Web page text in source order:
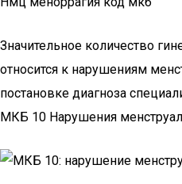
Значительное количество
относится к нарушениям
постановке диагноза
МКБ 10 Нарушения